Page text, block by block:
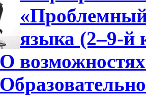
«Проблемный
языка (2–9-й
О